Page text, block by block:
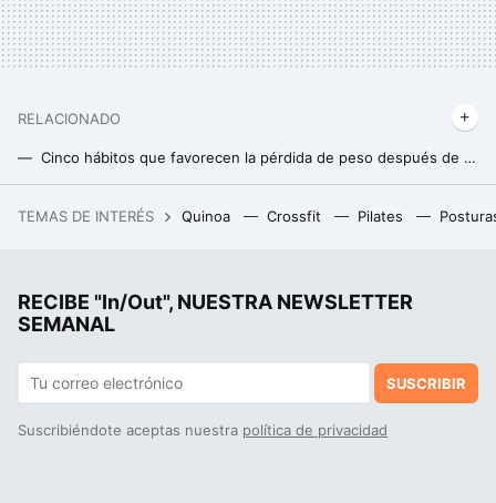
RELACIONADO
Cinco hábitos que favorecen la pérdida de peso después de los 50, según un nutricionista
TEMAS DE INTERÉS Quinoa Crossfit Pilates
RECIBE "In/Out", NUESTRA NEWSLETTER
SEMANAL
SUSCRIBIR
Suscribiéndote aceptas nuestra política de privacidad